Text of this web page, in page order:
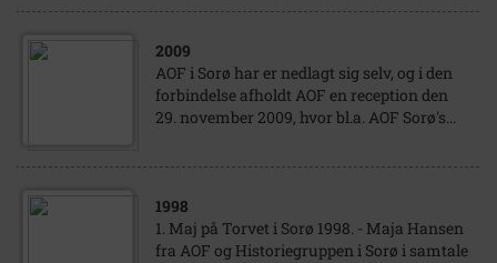
2009
AOF i Sorø har er nedlagt sig selv, og i den
forbindelse afholdt AOF en reception den
29. november 2009, hvor bl.a. AOF Sorø's...
1998
1. Maj på Torvet i Sorø 1998. - Maja Hansen
fra AOF og Historiegruppen i Sorø i samtale